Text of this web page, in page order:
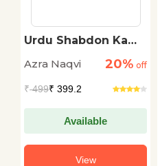
Urdu Shabdon Ka
Azra Naqvi
20% off
₹499₹ 399.2
Available
View